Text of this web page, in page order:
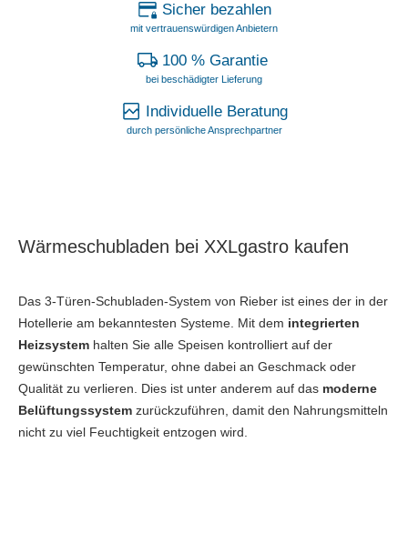
Sicher bezahlen
mit vertrauenswürdigen Anbietern
100 % Garantie
bei beschädigter Lieferung
Individuelle Beratung
durch persönliche Ansprechpartner
Wärmeschubladen bei XXLgastro kaufen
Das 3-Türen-Schubladen-System von Rieber ist eines der in der
Hotellerie am bekanntesten Systeme. Mit dem integrierten
Heizsystem halten Sie alle Speisen kontrolliert auf der
gewünschten Temperatur, ohne dabei an Geschmack oder
Qualität zu verlieren. Dies ist unter anderem auf das moderne
Belüftungssystem zurückzuführen, damit den Nahrungsmitteln
nicht zu viel Feuchtigkeit entzogen wird.